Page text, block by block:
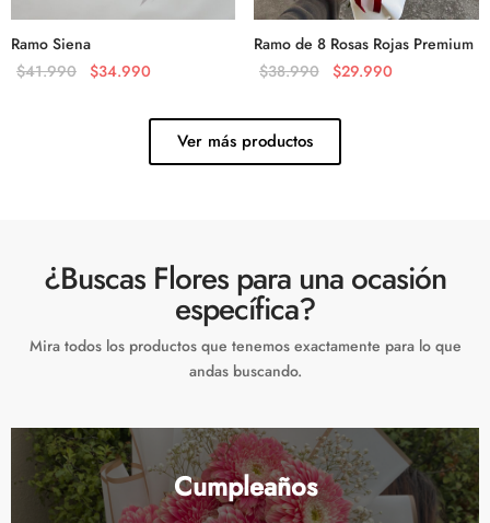
Ramo Siena
$41.990 $34.990
Ramo de 8 Rosas Rojas Premium
$38.990 $29.990
Ver más productos
¿Buscas Flores para una ocasión
específica?
Mira todos los productos que tenemos exactamente para lo que
andas buscando.
Cumpleaños